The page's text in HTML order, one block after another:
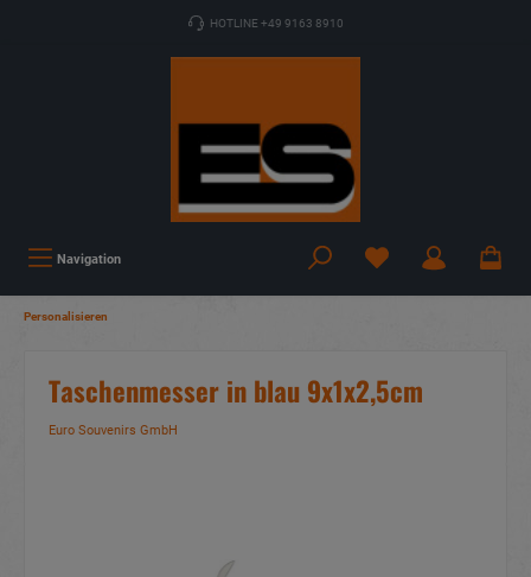
HOTLINE +49 9163 8910
Navigation
Personalisieren
Taschenmesser in blau 9x1x2,5cm
Euro Souvenirs GmbH